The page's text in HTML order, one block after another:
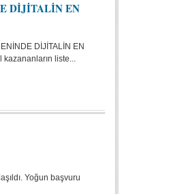
DİJİTALİN EN
DİJİTALİN EN
kazananların liste...
Yoğun başvuru